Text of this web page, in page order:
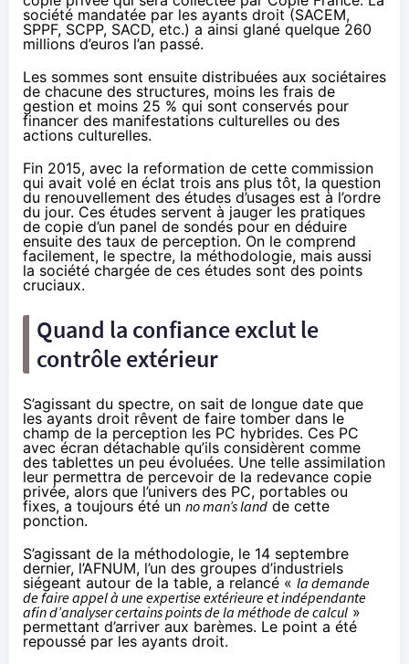
société mandatée par les ayants droit (SACEM,
SPPF, SCPP, SACD, etc.) a ainsi glané quelque 260
millions d’euros l’an passé.
Les sommes sont ensuite distribuées aux sociétaires
de chacune des structures, moins les frais de
gestion et moins 25 % qui sont conservés pour
financer des manifestations culturelles ou des
actions culturelles.
Fin 2015, avec la reformation de cette commission
qui avait volé en éclat trois ans plus tôt, la question
du renouvellement des études d’usages est à l’ordre
du jour. Ces études servent à jauger les pratiques
de copie d’un panel de sondés pour en déduire
ensuite des taux de perception. On le comprend
facilement, le spectre, la méthodologie, mais aussi
la société chargée de ces études sont des points
cruciaux.
Quand la confiance exclut le
contrôle extérieur
S’agissant du spectre, on sait de longue date que
les ayants droit rêvent de faire tomber dans le
champ de la perception les PC hybrides. Ces PC
avec écran détachable qu’ils considèrent comme
des tablettes un peu évoluées. Une telle assimilation
leur permettra de percevoir de la redevance copie
privée, alors que l’univers des PC, portables ou
fixes, a toujours été un no man’s land de cette
ponction.
S’agissant de la méthodologie, le 14 septembre
dernier, l’AFNUM, l’un des groupes d’industriels
siégeant autour de la table, a relancé « la demande
de faire appel à une expertise extérieure et indépendante
afin d’analyser certains points de la méthode de calcul »
permettant d’arriver aux barèmes. Le point a été
repoussé par les ayants droit.